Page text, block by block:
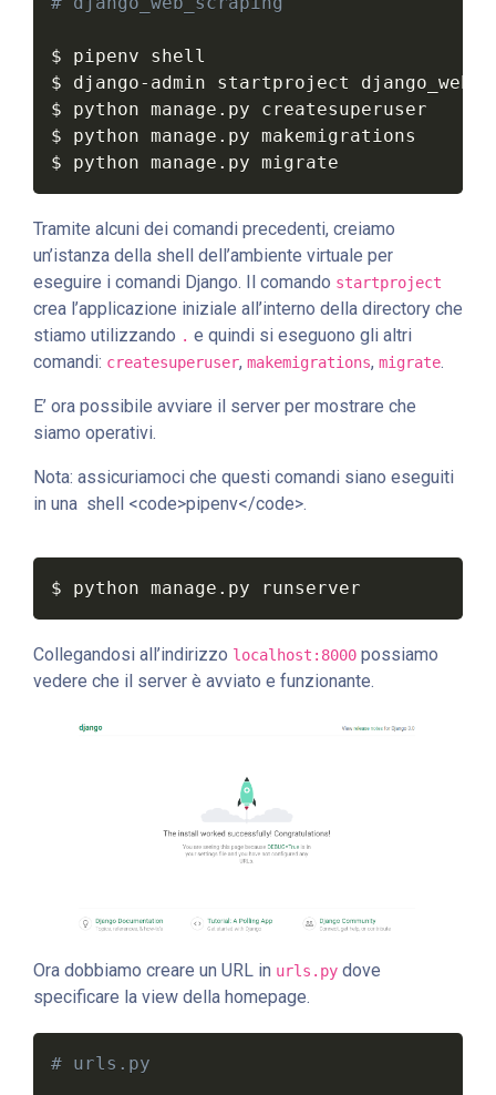
$ pipenv shell
$ django-admin startproject
$ python manage.py createsuperuser
$ python manage.py makemigrations
$ python manage.py migrate
Tramite alcuni dei comandi precedenti, creiamo
un’istanza della shell dell’ambiente virtuale per
eseguire i comandi Django. Il comando startproject
crea l’applicazione iniziale all’interno della directory che
stiamo utilizzando . e quindi si eseguono gli altri
comandi: createsuperuser, makemigrations, migrate.
E’ ora possibile avviare il server per mostrare che
siamo operativi.
Nota: assicuriamoci che questi comandi siano eseguiti
in una shell <code>pipenv</code>.
$ python manage.py runserver
Collegandosi all’indirizzo localhost:8000 possiamo
vedere che il server è avviato e funzionante.
Ora dobbiamo creare un URL in urls.py dove
specificare la view della homepage.
# urls.py